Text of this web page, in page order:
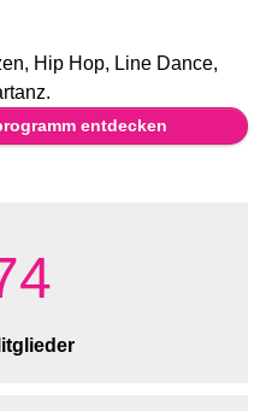
Hip Hop, Line Dance,
entdecken